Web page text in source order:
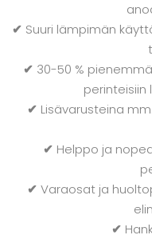
✔ Suuri lämpimän
✔ 30-50 %
perinteisiin
✔ Lisävarusteina
✔ Helppo ja
✔ Varaosat ja
✔